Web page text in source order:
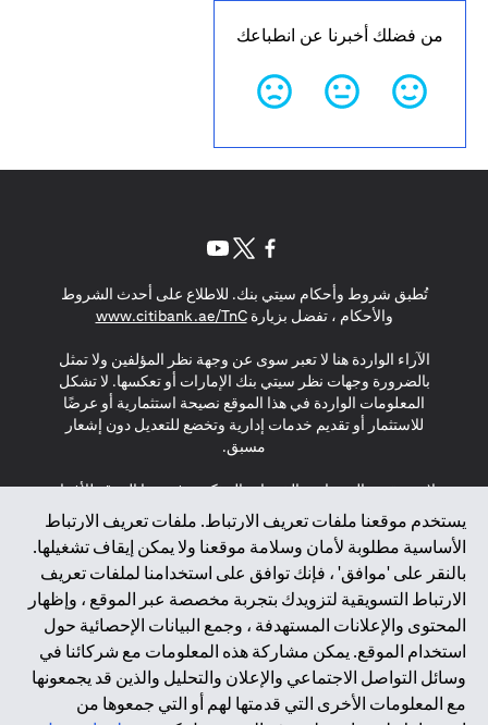
من فضلك أخبرنا عن انطباعك
يستخدم موقعنا ملفات تعريف الارتباط. ملفات تعريف الارتباط
الأساسية مطلوبة لأمان وسلامة موقعنا ولا يمكن إيقاف تشغيلها.
بالنقر على 'موافق' ، فإنك توافق على استخدامنا لملفات تعريف
الارتباط التسويقية لتزويدك بتجربة مخصصة عبر الموقع ، وإظهار
المحتوى والإعلانات المستهدفة ، وجمع البيانات الإحصائية حول
استخدام الموقع. يمكن مشاركة هذه المعلومات مع شركائنا في
وسائل التواصل الاجتماعي والإعلان والتحليل والذين قد يجمعونها
مع المعلومات الأخرى التي قدمتها لهم أو التي جمعوها من
تُطبق شروط وأحكام سيتي بنك. للاطلاع على أحدث الشروط
والأحكام ، تفضل بزيارةwww.citibank.ae/TnC
in a new tab
الآراء الواردة هنا لا تعبر سوى عن وجهة نظر المؤلفين ولا تمثل
بالضرورة وجهات نظر سيتي بنك الإمارات أو تعكسها. لا تشكل
المعلومات الواردة في هذا الموقع نصيحة استثمارية أو عرضًا
للاستثمار أو تقديم خدمات إدارية وتخضع للتعديل دون إشعار
مسبق.
لا يتم تقديم المنتجات والخدمات المذكورة في هذا الموقع للأفراد
المقيمين في الاتحاد الأوروبي أو المنطقة الاقتصادية الأوروبية أو
سويسرا أو غيرنسي أو جيرسي أو موناكو أو سان مارينو أو
الفاتيكان أو جزيرة مان أو المملكة المتحدة أو خصوصية البيانات
(لائحة حماية البيانات العامة \ قانون حماية البيانات الشخصية
العامة \ قانون خصوصية نيوزيلندا). المحتوى الموجود في هذه
الصفحة ليس ولا ينبغي تفسيره على أنه عرض أو دعوة أو دعوة
لشراء أو بيع أي من المنتجات والخدمات المذكورة هنا لمثل هؤلاء
الأفراد.
*GDPR – اللائحة العامة لحماية البيانات؛ * LGPD – Lei Geral de